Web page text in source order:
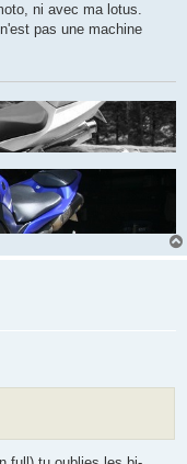
ni avec ma lotus.
pas une machine